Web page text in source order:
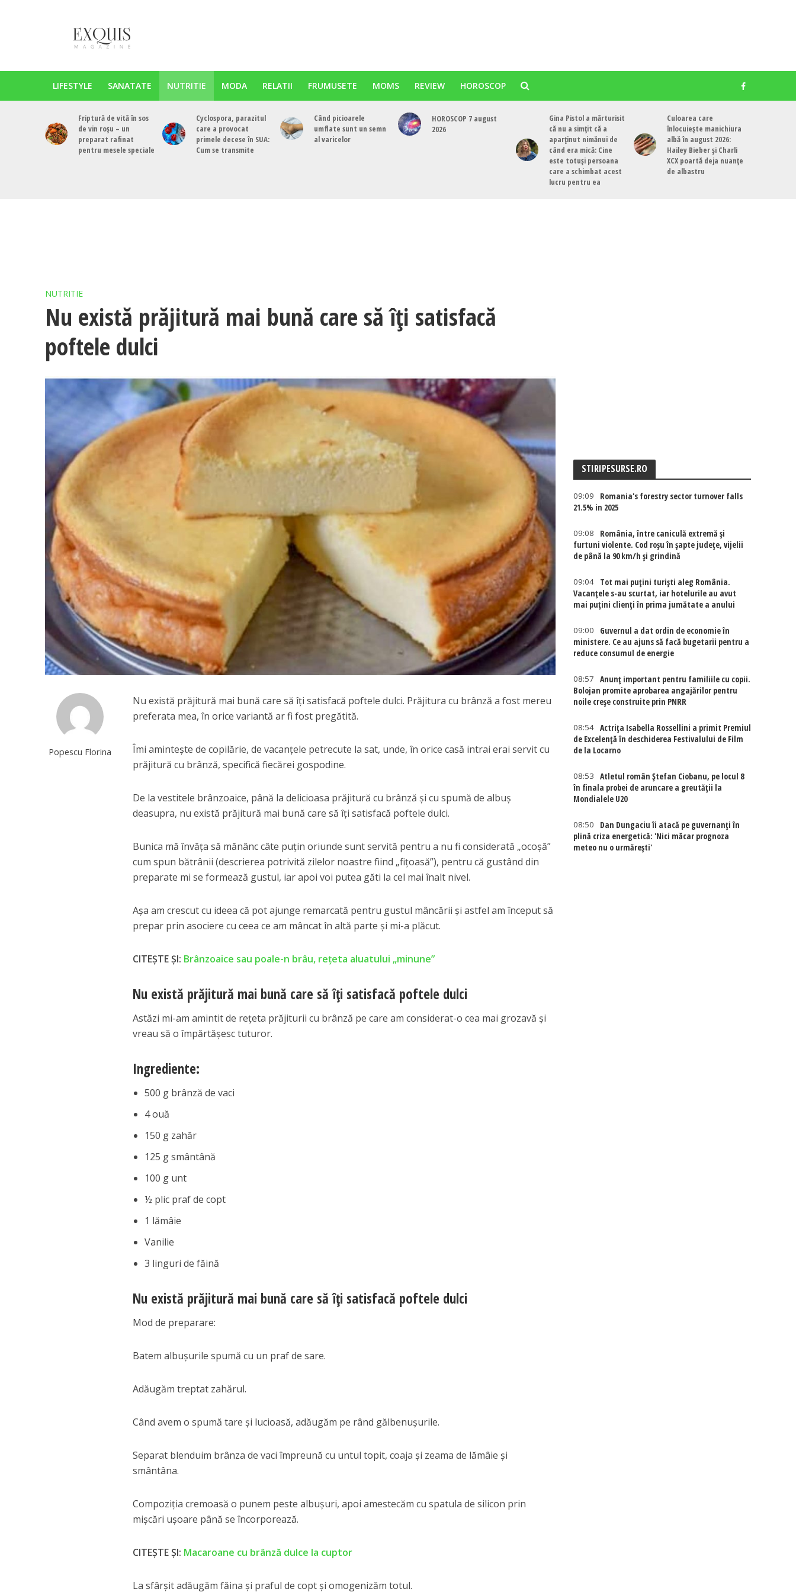
LIFESTYLE SANATATE NUTRITIE MODA RELATII FRUMUSETE MOMS REVIEW HOROSCOP
Friptură de vită în sos
de vin roșu – un
preparat rafinat
pentru mesele speciale
Cyclospora, parazitul
care a provocat
primele decese în SUA:
Cum se transmite
Când picioarele
umflate sunt un semn
al varicelor
HOROSCOP 7 august
2026
Gina Pistol a mărturisit
că nu a simțit că a
aparținut nimănui de
când era mică: Cine
este totuși persoana
care a schimbat acest
lucru pentru ea
Culoarea care
înlocuiește manichiura
albă în august 2026:
Hailey Bieber și Charli
XCX poartă deja nuanțe
de albastru
NUTRITIE
Nu există prăjitură mai bună care să îți satisfacă
poftele dulci
Popescu Florina
Nu există prăjitură mai bună care să îți satisfacă poftele dulci. Prăjitura cu brânză a fost mereu
preferata mea, în orice variantă ar fi fost pregătită.
Îmi amintește de copilărie, de vacanțele petrecute la sat, unde, în orice casă intrai erai servit cu
prăjitură cu brânză, specifică fiecărei gospodine.
De la vestitele brânzoaice, până la delicioasa prăjitură cu brânză și cu spumă de albuș
deasupra, nu există prăjitură mai bună care să îți satisfacă poftele dulci.
Bunica mă învăța să mănânc câte puțin oriunde sunt servită pentru a nu fi considerată „ocoșă”
cum spun bătrânii (descrierea potrivită zilelor noastre fiind „fițoasă”), pentru că gustând din
preparate mi se formează gustul, iar apoi voi putea găti la cel mai înalt nivel.
Așa am crescut cu ideea că pot ajunge remarcată pentru gustul mâncării și astfel am început să
prepar prin asociere cu ceea ce am mâncat în altă parte și mi-a plăcut.
CITEȘTE ȘI: Brânzoaice sau poale-n brâu, rețeta aluatului „minune”
Nu există prăjitură mai bună care să îți satisfacă poftele dulci
Astăzi mi-am amintit de rețeta prăjiturii cu brânză pe care am considerat-o cea mai grozavă și
vreau să o împărtășesc tuturor.
Ingrediente:
500 g brânză de vaci
4 ouă
150 g zahăr
125 g smântână
100 g unt
½ plic praf de copt
1 lămâie
Vanilie
3 linguri de făină
Nu există prăjitură mai bună care să îți satisfacă poftele dulci
Mod de preparare:
Batem albușurile spumă cu un praf de sare.
Adăugăm treptat zahărul.
Când avem o spumă tare și lucioasă, adăugăm pe rând gălbenușurile.
Separat blenduim brânza de vaci împreună cu untul topit, coaja și zeama de lămâie și
smântâna.
Compoziția cremoasă o punem peste albușuri, apoi amestecăm cu spatula de silicon prin
mișcări ușoare până se încorporează.
CITEȘTE ȘI: Macaroane cu brânză dulce la cuptor
La sfârșit adăugăm făina și praful de copt și omogenizăm totul.
STIRIPESURSE.RO
09:09
Romania's forestry sector turnover falls
21.5% in 2025
09:08
România, între caniculă extremă și
furtuni violente. Cod roșu în șapte județe, vijelii
de până la 90 km/h și grindină
09:04
Tot mai puțini turiști aleg România.
Vacanțele s-au scurtat, iar hotelurile au avut
mai puțini clienți în prima jumătate a anului
09:00
Guvernul a dat ordin de economie în
ministere. Ce au ajuns să facă bugetarii pentru a
reduce consumul de energie
08:57
Anunț important pentru familiile cu copii.
Bolojan promite aprobarea angajărilor pentru
noile creșe construite prin PNRR
08:54 Actriţa Isabella Rossellini a primit Premiul
de Excelenţă în deschiderea Festivalului de Film
de la Locarno
08:53
Atletul român Ștefan Ciobanu, pe locul 8
în finala probei de aruncare a greutății la
Mondialele U20
08:50
Dan Dungaciu îi atacă pe guvernanți în
plină criza energetică: 'Nici măcar prognoza
meteo nu o urmărești'